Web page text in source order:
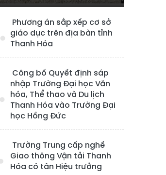
Phương án sắp xếp cơ sở
giáo dục trên địa bàn tỉnh
Thanh Hóa
Công bố Quyết định sáp
nhập Trường Đại học Văn
hóa, Thể thao và Du lịch
Thanh Hóa vào Trường Đại
học Hồng Đức
Trường Trung cấp nghề
Giao thông Vận tải Thanh
Hóa có tân Hiệu trưởng